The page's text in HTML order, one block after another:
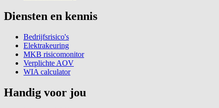
Diensten en kennis
Bedrijfsrisico's
Elektrakeuring
MKB risicomonitor
Verplichte AOV
WIA calculator
Handig voor jou